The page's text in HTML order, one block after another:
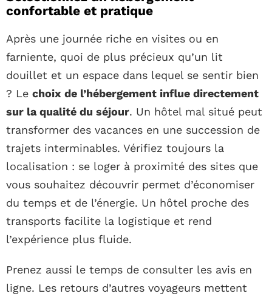
confortable et pratique
Après une journée riche en visites ou en
farniente, quoi de plus précieux qu’un lit
douillet et un espace dans lequel se sentir bien
? Le choix de l’hébergement influe directement
sur la qualité du séjour. Un hôtel mal situé peut
transformer des vacances en une succession de
trajets interminables. Vérifiez toujours la
localisation : se loger à proximité des sites que
vous souhaitez découvrir permet d’économiser
du temps et de l’énergie. Un hôtel proche des
transports facilite la logistique et rend
l’expérience plus fluide.
Prenez aussi le temps de consulter les avis en
ligne. Les retours d’autres voyageurs mettent